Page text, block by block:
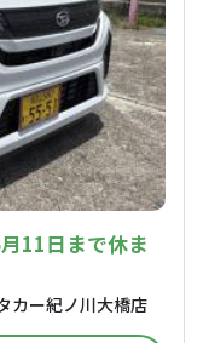
11日まで休ま
カー紀ノ川大橋店